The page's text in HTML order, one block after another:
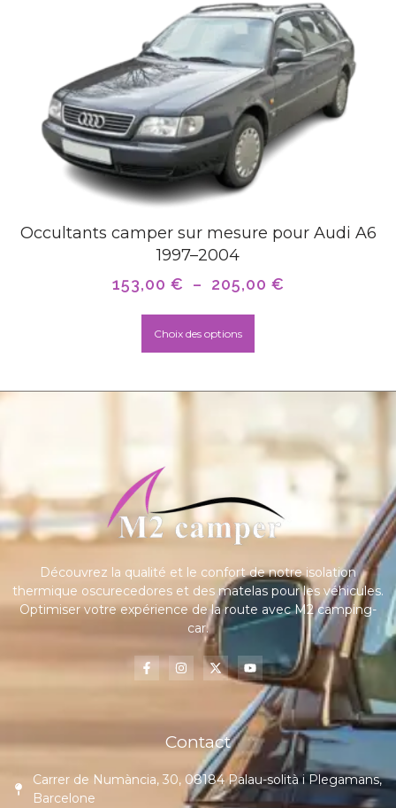
Occultants camper sur mesure pour Audi A6
1997–2004
153,00 € – 205,00 €
Choix des options
Découvrez la qualité et le confort de notre isolation
thermique oscurecedores et des matelas pour les véhicules.
Optimiser votre expérience de la route avec M2 camping-
car.
Contact
Carrer de Numància, 30, 08184 Palau-solità i Plegamans,
Barcelone